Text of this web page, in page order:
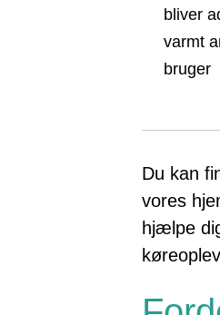
bliver
varmt
bruger
Du kan
vores
hjælpe